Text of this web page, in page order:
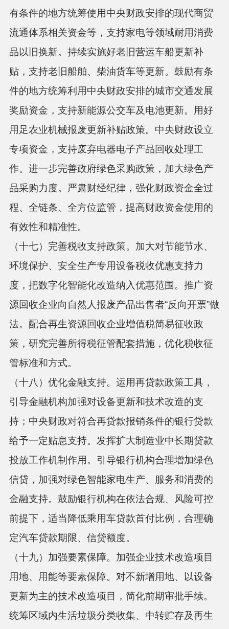
有条件的地方统筹使用中央财政安排的现代商贸
流通体系相关资金等，支持家电等领域耐用消费
品以旧换新。持续实施好老旧营运车船更新补
贴，支持老旧船舶、柴油货车等更新。鼓励有条
件的地方统筹利用中央财政安排的城市交通发展
奖励资金，支持新能源公交车及电池更新。用好
用足农业机械报废更新补贴政策。中央财政设立
专项资金，支持废弃电器电子产品回收处理工
作。进一步完善政府绿色采购政策，加大绿色产
品采购力度。严肃财经纪律，强化财政资金全过
程、全链条、全方位监管，提高财政资金使用的
有效性和精准性。
（十七）完善税收支持政策。 加大对节能节水、
环境保护、安全生产专用设备税收优惠支持力
度，把数字化智能化改造纳入优惠范围。推广资
源回收企业向自然人报废产品出售者“反向开票”做
法。配合再生资源回收企业增值税简易征收政
策，研究完善所得税征管配套措施，优化税收征
管标准和方式。
（十八）优化金融支持。 运用再贷款政策工具，
引导金融机构加强对设备更新和技术改造的支
持；中央财政对符合再贷款报销条件的银行贷款
给予一定贴息支持。发挥扩大制造业中长期贷款
投放工作机制作用。引导银行机构合理增加绿色
信贷，加强对绿色智能家电生产、服务和消费的
金融支持。鼓励银行机构在依法合规、风险可控
前提下，适当降低乘用车贷款首付比例，合理确
定汽车贷款期限、信贷额度。
（十九）加强要素保障。 加强企业技术改造项目
用地、用能等要素保障。对不新增用地、以设备
更新为主的技术改造项目，简化前期审批手续。
统筹区域内生活垃圾分类收集、中转贮存及再生